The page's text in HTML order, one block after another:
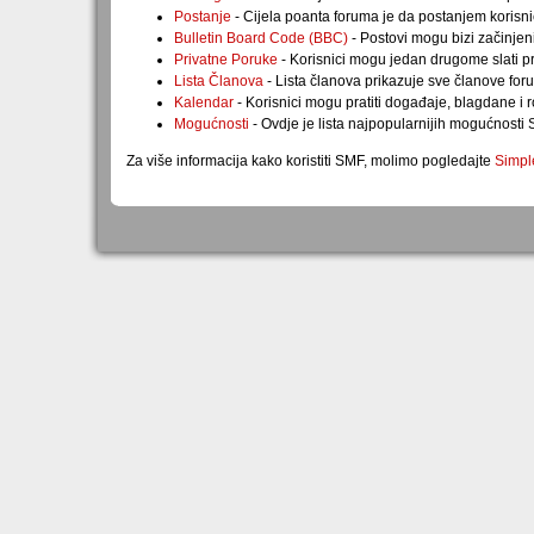
Postanje - Cijela poanta foruma je da postanjem
Bulletin Board Code (BBC)- Postovi mogu bizi
Privatne Poruke - Korisnici mogu jedan drugome slati
Lista Članova- Lista članova prikazuje sve članove
Kalendar- Korisnici mogu pratiti događaje, blagdane i
Mogućnosti - Ovdje je lista najpopularnijih mogućnosti
Za više informacija kako koristiti SMF, molimo pogledajte